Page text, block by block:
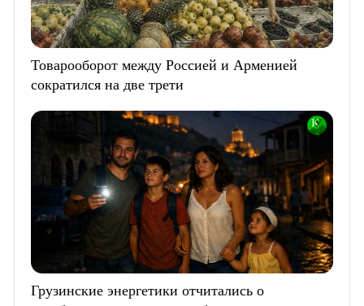
Товарооборот между Россией и Арменией
сократился на две трети
Грузинские энергетики отчитались о